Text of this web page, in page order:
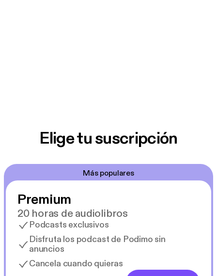
Elige tu suscripción
Más populares
Premium
20 horas de audiolibros
Podcasts exclusivos
Disfruta los podcast de Podimo sin
anuncios
Cancela cuando quieras